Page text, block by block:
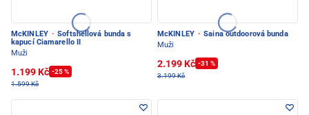
McKINLEY · Softshellová bunda s
kapucí Ciamarello II
Muži
1.199 Kč -25 %
1.599 Kč
McKINLEY · Saina outdoorová bunda
Muži
2.199 Kč -31 %
3.199 Kč